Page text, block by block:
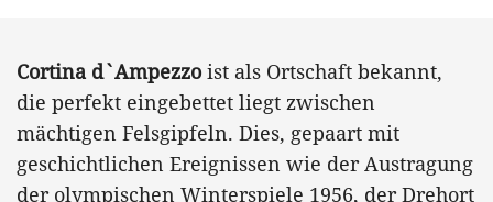
Cortina d`Ampezzoist als Ortschaft bekannt,
die perfekt eingebettet liegt zwischen
mächtigen Felsgipfeln. Dies, gepaart mit
geschichtlichen Ereignissen wie der Austragung
der olympischen Winterspiele 1956, der Drehort